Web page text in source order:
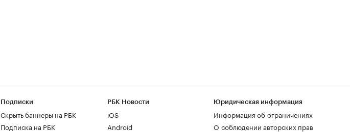
Подписки
Скрыть баннеры на РБК
Подписка на РБК
РБК Новости
iOS
Android
Юридическая информация
Информация об ограничениях
О соблюдении авторских прав